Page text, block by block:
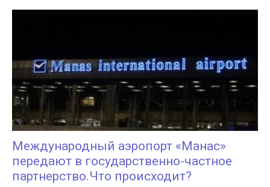
Международный аэропорт «Манас»
передают в государственно-частное
партнерство.Что происходит?